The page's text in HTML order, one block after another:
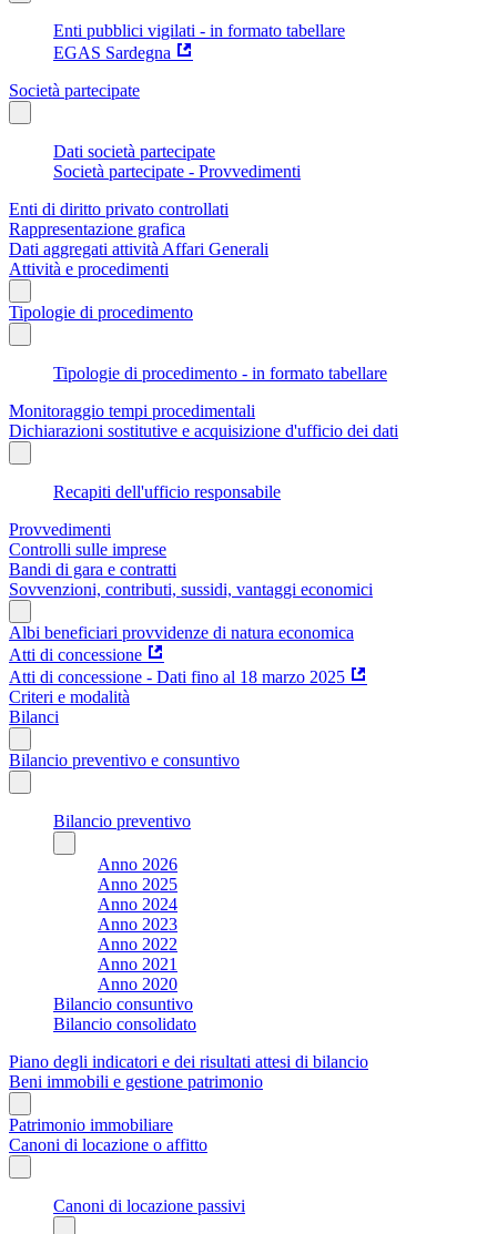
Enti pubblici vigilati - in formato tabellare
EGAS Sardegna
Società partecipate
Dati società partecipate
Società partecipate - Provvedimenti
Enti di diritto privato controllati
Rappresentazione grafica
Dati aggregati attività Affari Generali
Attività e procedimenti
Tipologie di procedimento
Tipologie di procedimento - in formato tabellare
Monitoraggio tempi procedimentali
Dichiarazioni sostitutive e acquisizione d'ufficio dei dati
Recapiti dell'ufficio responsabile
Provvedimenti
Controlli sulle imprese
Bandi di gara e contratti
Sovvenzioni, contributi, sussidi, vantaggi economici
Albi beneficiari provvidenze di natura economica
Atti di concessione
Atti di concessione - Dati fino al 18 marzo 2025
Criteri e modalità
Bilanci
Bilancio preventivo e consuntivo
Bilancio preventivo
Anno 2026
Anno 2025
Anno 2024
Anno 2023
Anno 2022
Anno 2021
Anno 2020
Bilancio consuntivo
Bilancio consolidato
Piano degli indicatori e dei risultati attesi di bilancio
Beni immobili e gestione patrimonio
Patrimonio immobiliare
Canoni di locazione o affitto
Canoni di locazione passivi